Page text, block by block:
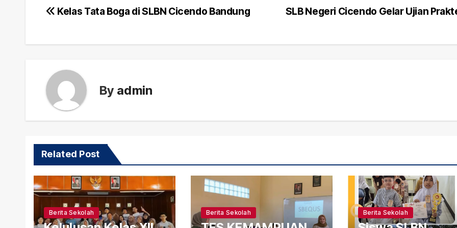
Post
SLB Negeri Cicendo Gelar Ujian
Kelas Tata Boga di SLBN Cicendo Bandung
By admin
Related Post
Berita Sekolah Berita Sekolah Berita Sekolah